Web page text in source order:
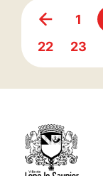
1
22
23